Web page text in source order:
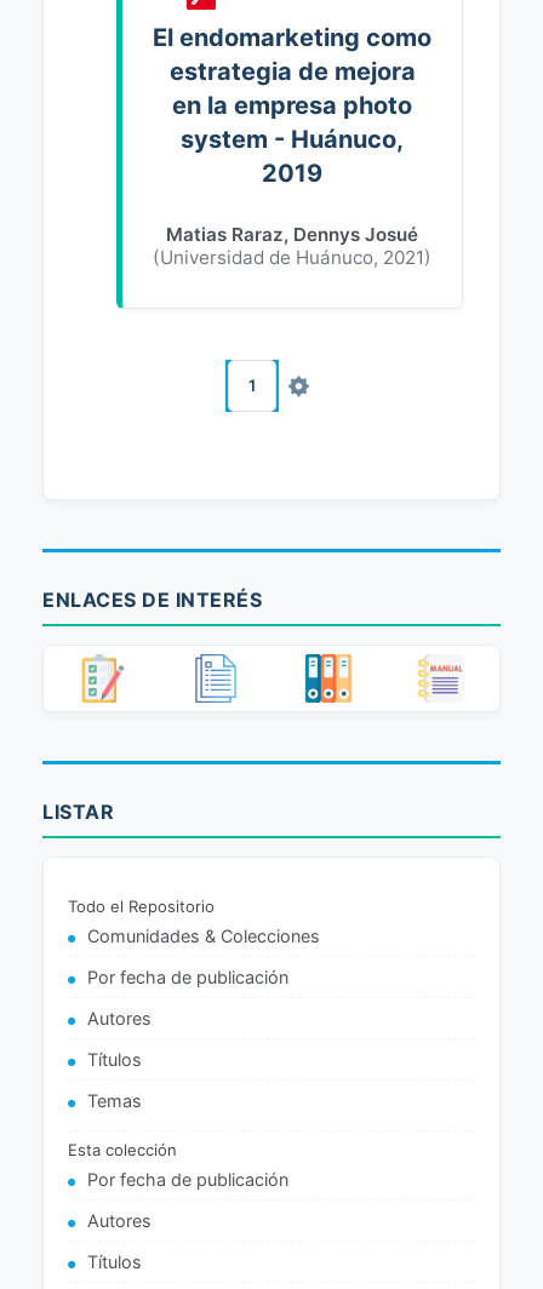
El endomarketing como
estrategia de mejora
en la empresa photo
system - Huánuco,
2019
Matias Raraz, Dennys Josué
(Universidad de Huánuco, 2021)
1
ENLACES DE INTERÉS
LISTAR
Todo el Repositorio
Comunidades & Colecciones
Por fecha de publicación
Autores
Títulos
Temas
Esta colección
Por fecha de publicación
Autores
Títulos